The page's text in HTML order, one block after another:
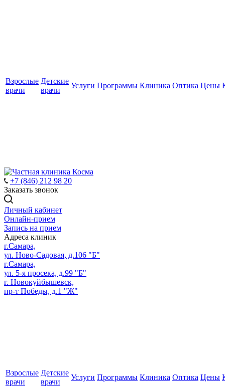
Взрослые
врачи
Детские
врачи
Услуги Программы Клиника Оптика Цены
+7 (846) 212 98 20
Заказать звонок
Личный кабинет
Онлайн-прием
Запись на прием
Адреса клиник
г.Самара,
ул. Ново-Садовая, д.106 "Б"
г.Самара,
ул. 5-я просека, д.99 "Б"
г. Новокуйбышевск,
пр-т Победы, д.1 "Ж"
Взрослые
врачи
Детские
врачи
Услуги Программы Клиника Оптика Цены